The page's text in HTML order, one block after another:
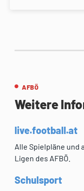
AFBÖ
Weitere
live.football.at
Alle Spielpläne und
Ligen des AFBÖ.
Schulsport